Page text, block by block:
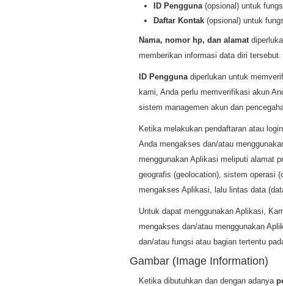
ID Pengguna (opsional) untuk
Daftar Kontak (opsional) untuk
Nama, nomor hp, dan alamat
memberikan informasi data diri
ID Penggunadiperlukan untuk
kami, Anda perlu memverifikasi akun
sistem managemen akun dan
Ketika melakukan pendaftaran atau
Anda mengakses dan/atau
menggunakan Aplikasi meliputi alamat
geografis (geolocation), sistem operasi
mengakses Aplikasi, lalu lintas data
Untuk dapat menggunakan Aplikasi,
mengakses dan/atau menggunakan
dan/atau fungsi atau bagian tertentu
Gambar (Image Information)
Ketika dibutuhkan dan dengan adanya